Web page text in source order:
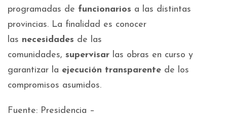
programadas de funcionarios a las distintas
provincias. La finalidad es conocer
las necesidades de las
comunidades, supervisar las obras en curso y
garantizar la ejecución transparente de los
compromisos asumidos.
Fuente: Presidencia –